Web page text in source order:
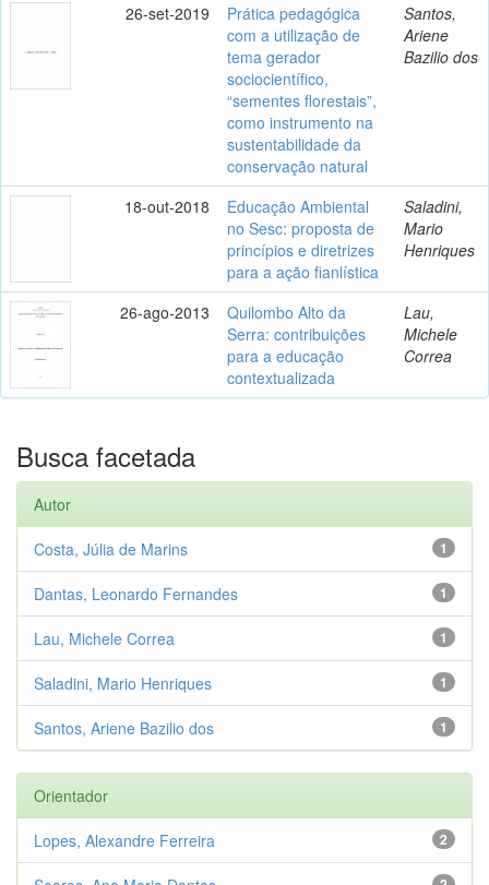
26-set-2019
Prática pedagógica
com a utilização de
tema gerador
sociocientífico,
“sementes florestais”,
como instrumento na
sustentabilidade da
conservação natural
Santos,
Ariene
Bazilio dos
18-out-2018
Educação Ambiental
no Sesc: proposta de
princípios e diretrizes
para a ação fianlística
Saladini,
Mario
Henriques
26-ago-2013
Quilombo Alto da
Serra: contribuições
para a educação
contextualizada
Lau,
Michele
Correa
Busca facetada
Autor
1
Costa, Júlia de Marins
1
Dantas, Leonardo Fernandes
1
Lau, Michele Correa
1
Saladini, Mario Henriques
1
Santos, Ariene Bazilio dos
Orientador
2
Lopes, Alexandre Ferreira